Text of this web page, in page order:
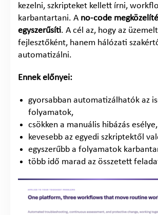
kezelni, szkripteket kellett írni,
karbantartani. A no-code
egyszerűsíti. A cél az, hogy az
fejlesztőként, hanem hálózati
automatizálni.
Ennek előnyei:
gyorsabban automatizálhatók az
folyamatok,
csökken a manuális hibázás esélye,
kevesebb az egyedi szkriptektől
egyszerűbb a folyamatok
több idő marad az összetett